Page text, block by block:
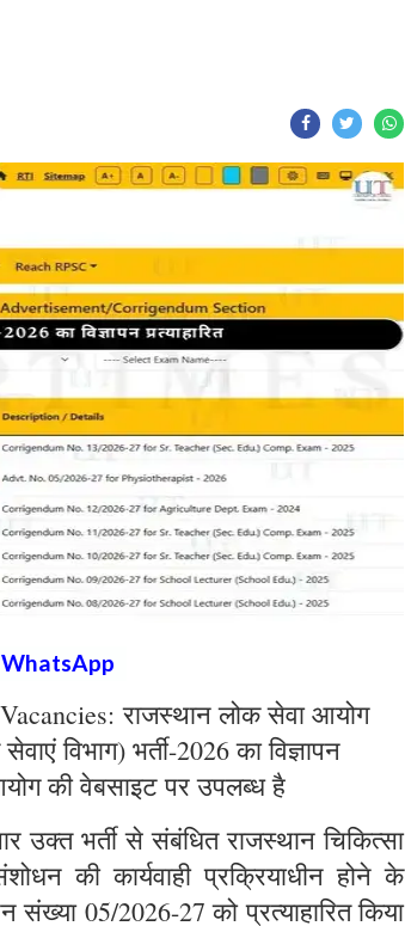
WhatsApp
राजस्थान लोक सेवा आयोग
विभाग) भर्ती-2026 का विज्ञापन
की वेबसाइट पर उपलब्ध है
उक्त भर्ती से संबंधित राजस्थान चिकित्सा
की कार्यवाही प्रक्रियाधीन होने के
संख्या 05/2026-27 को प्रत्याहारित किया